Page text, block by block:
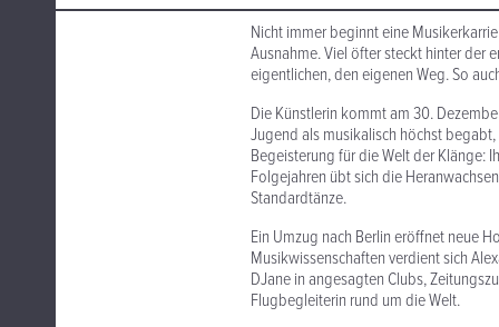
Nicht immer beginnt eine
Ausnahme. Viel öfter steckt hinter der
eigentlichen, den eigenen Weg. So
Die Künstlerin kommt am 30.
Jugend als musikalisch höchst
Begeisterung für die Welt der Klänge:
Folgejahren übt sich die
Standardtänze.
Ein Umzug nach Berlin eröffnet neue
Musikwissenschaften verdient sich
DJane in angesagten Clubs,
Flugbegleiterin rund um die Welt.